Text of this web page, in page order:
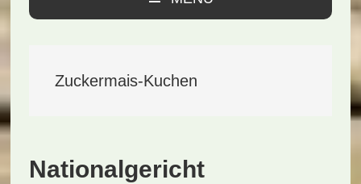
Zuckermais-Kuchen
Nationalgericht